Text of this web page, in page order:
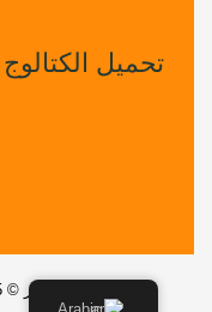
تحميل الكتالوج
حقوق الطبع والنشر © 2025. تم التطوير بواسطة